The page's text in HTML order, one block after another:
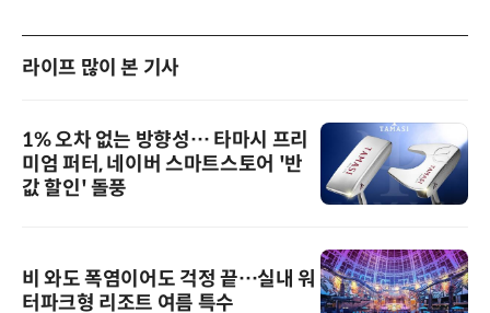
라이프 많이 본 기사
1% 오차 없는 방향성… 타마시 프리
미엄 퍼터, 네이버 스마트스토어 '반
값 할인' 돌풍
비 와도 폭염이어도 걱정 끝…실내 워
터파크형 리조트 여름 특수